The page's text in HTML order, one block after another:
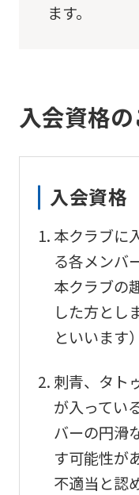
ます。
入会資格
入会資格
本クラブに
る各メンバ
本クラブの
した方とし
といいます）
刺青、タト
が入ってい
バーの円滑
す可能性が
不適当と認